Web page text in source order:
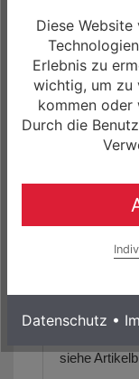
Pedale:
Plattform
AXA
ca. 24,40 kg
keine
siehe
Diese
Erlebnis zu
wichtig, um zu
kommen oder
Durch die
Datenschutz •